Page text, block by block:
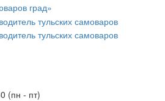
(пн - пт)